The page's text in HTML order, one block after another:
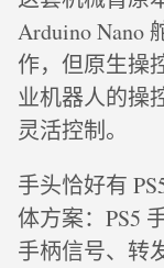
Arduino Nano
作，但原生操
业机器人的操
灵活控制。
手头恰好有
体方案：PS5
手柄信号、转